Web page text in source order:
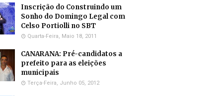
Inscrição do Construindo um
Sonho do Domingo Legal com
Celso Portiolli no SBT
Quarta-Feira, Maio 18, 2011
CANARANA: Pré-candidatos a
prefeito para as eleições
municipais
Terça-Feira, Junho 05, 2012